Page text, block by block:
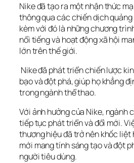
Nike đã tạo ra một nhận thức
thông qua các chiến dịch
kèm với đó là những chương
nổi tiếng và hoạt động xã hội
lớn trên thế giới.
bạo và đột phá, giúp họ khẳng
trong ngành thể thao.
Với ảnh hưởng của Nike, ngành
tiếp tục phát triển và đổi mới.
thương hiệu đã trở nên khốc liệt
mới mang tính sáng tạo và đột
người tiêu dùng.